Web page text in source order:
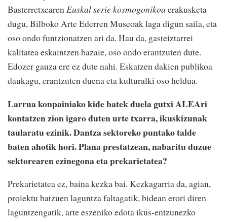
BasterretxearenEuskal serie kosmogonikoa erakusketa
dugu, Bilboko Arte Ederren Museoak laga digun saila, eta
oso ondo funtzionatzen ari da. Hau da, gasteiztarrei
kalitatea eskaintzen bazaie, oso ondo erantzuten dute.
Edozer gauza ere ez dute nahi. Eskatzen dakien publikoa
daukagu, erantzuten duena eta kulturalki oso heldua.
Larrua konpainiako kide batek duela gutxi ALEAri
kontatzen zion igaro duten urte txarra, ikuskizunak
taularatu ezinik. Dantza sektoreko puntako talde
baten ahotik hori. Plana prestatzean, nabaritu duzue
sektorearen ezinegona eta prekarietatea?
Prekarietatea ez, baina kezka bai. Kezkagarria da, agian,
proiektu batzuen laguntza faltagatik, bidean erori diren
laguntzengatik, arte eszeniko edota ikus-entzunezko